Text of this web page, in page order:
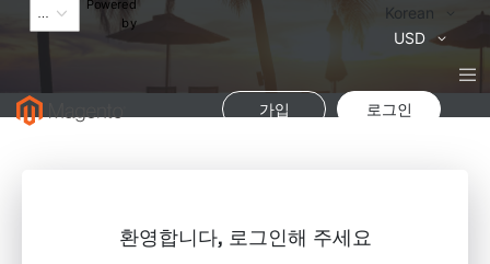
Powered
by
Language
Korean
USD
가입 로그인
환영합니다, 로그인해 주세요